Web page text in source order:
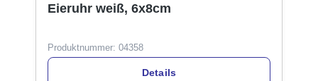
Eieruhr weiß, 6x8cm
Produktnummer: 04358
Details